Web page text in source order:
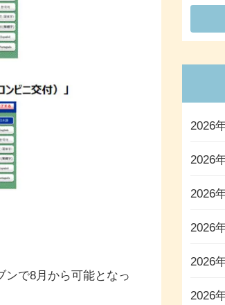
で8月から可能となっ
2026
2026
2026
2026
2026
2026